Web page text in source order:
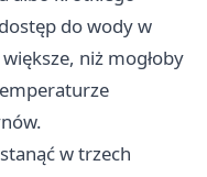
do wody w
niż mogłoby
w trzech